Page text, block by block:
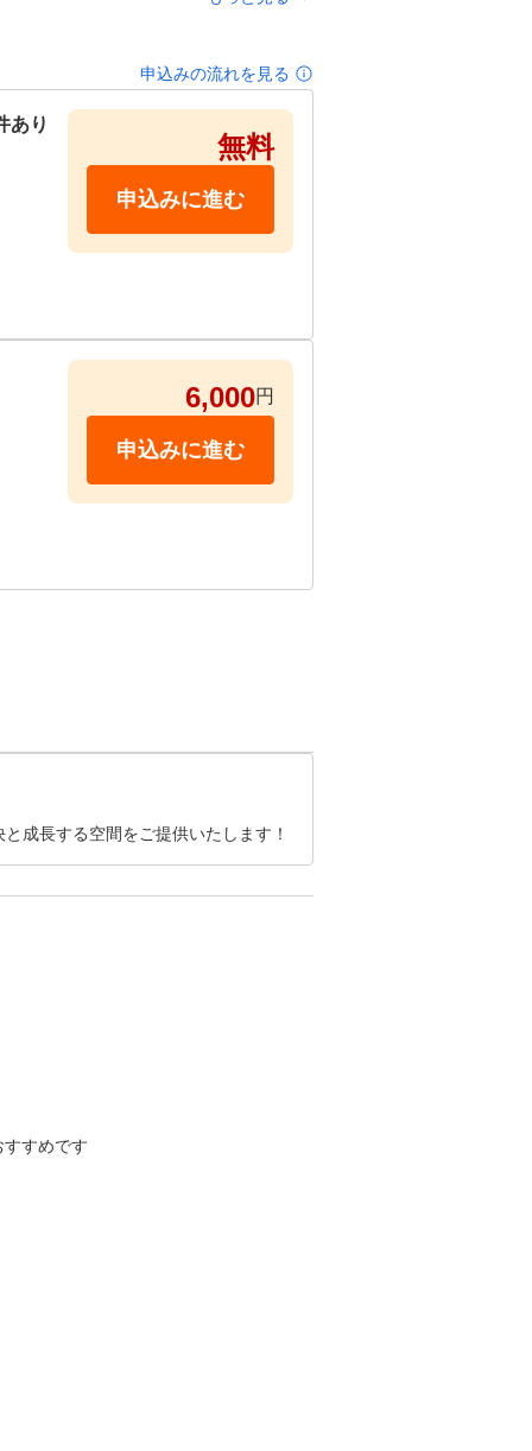
申込みの流れを見る
あり
無料
申込みに進む
し
6,000円
申込みに進む
成長する空間をご提供いたします！
すめです